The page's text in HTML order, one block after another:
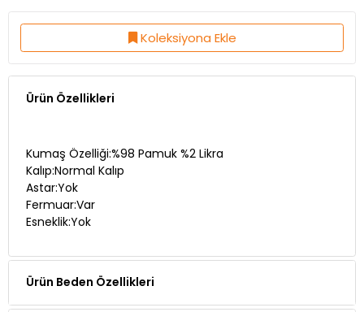
Koleksiyona Ekle
Ürün Özellikleri
Kumaş Özelliği:%98 Pamuk %2 Likra
Kalıp:Normal Kalıp
Astar:Yok
Fermuar:Var
Esneklik:Yok
Ürün Beden Özellikleri